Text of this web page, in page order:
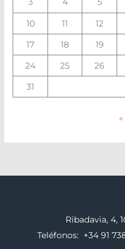
10 11 12
17 18 19
24 25 26
31
Ribadavia, 4,
Teléfonos: +34 91